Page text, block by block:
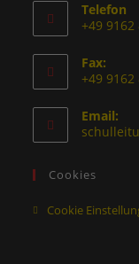
Telefon
+49 9162
Fax:
+49 9162
Email:
Cookies
Cookie